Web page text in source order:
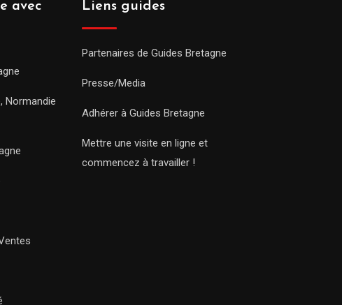
avec
Normandie
Liens guides
Partenaires de Guides Bretagne
Presse/Media
Adhérer à Guides Bretagne
Mettre une visite en ligne et
commencez à travailler !